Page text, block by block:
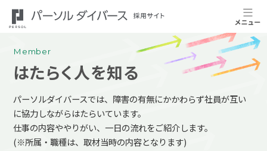
Member
はたらく人を知る
パーソルダイバースでは、障害の有無にかかわらず社員が互い
に協力しながらはたらいています。
仕事の内容ややりがい、一日の流れをご紹介します。
(※所属・職種は、取材当時の内容となります)